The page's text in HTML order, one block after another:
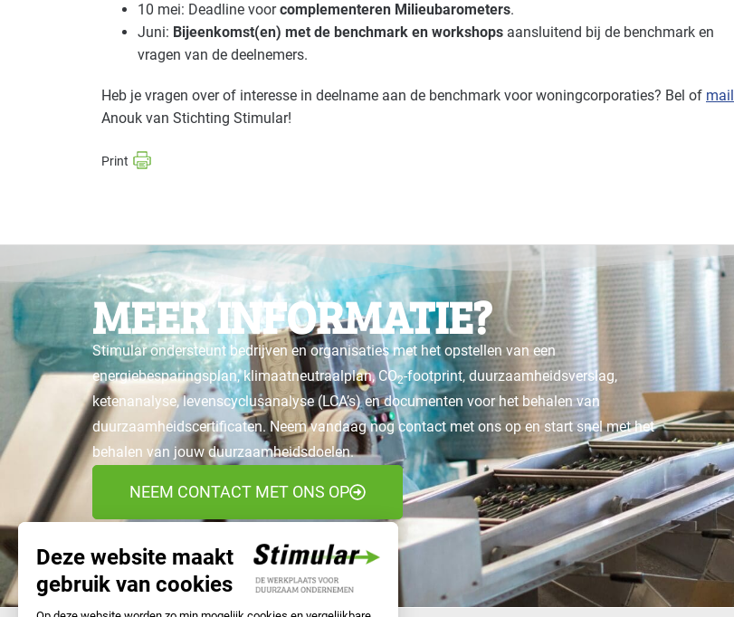
10 mei: Deadline voorcomplementeren Milieubarometers.
Juni: Bijeenkomst(en) met de benchmark en workshops aansluitend bij de benchmark en
vragen van de deelnemers.
Heb je vragen over of interesse in deelname aan de benchmark voor woningcorporaties? Bel of mail
Anouk van Stichting Stimular!
MEER INFORMATIE?
Stimular ondersteunt bedrijven en organisaties met het opstellen van een
energiebesparingsplan, klimaatneutraalplan, CO2-footprint, duurzaamheidsverslag,
ketenanalyse, levenscyclusanalyse (LCA’s) en documenten voor het behalen van
duurzaamheidscertificaten. Neem vandaag nog contact met ons op en start snel met het
behalen van jouw duurzaamheidsdoelen.
NEEM CONTACT MET ONS OP